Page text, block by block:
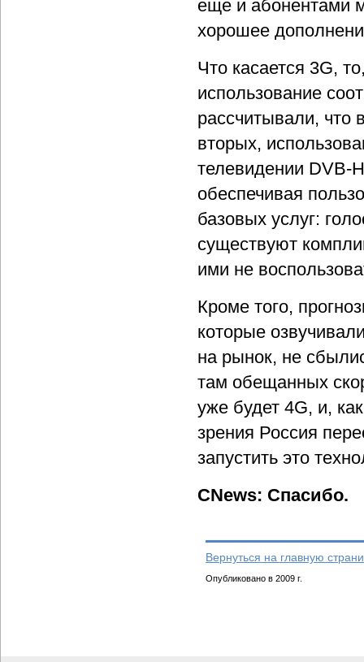
еще и абонентами
хорошее
Что касается 3G,
использование
рассчитывали,
вторых,
телевидении DVB-
обеспечивая
базовых услуг:
существуют
ими не
Кроме того,
которые
на рынок, не
там обещанных
уже будет 4G, и,
зрения Россия
запустить это
CNews: Спасибо.
Вернуться на главную
Опубликовано в 2009 г.